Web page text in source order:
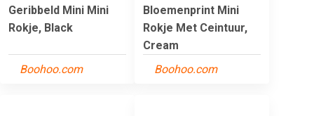
Geribbeld Mini Mini
Rokje, Black
Boohoo.com
Bloemenprint Mini
Rokje Met Ceintuur,
Cream
Boohoo.com